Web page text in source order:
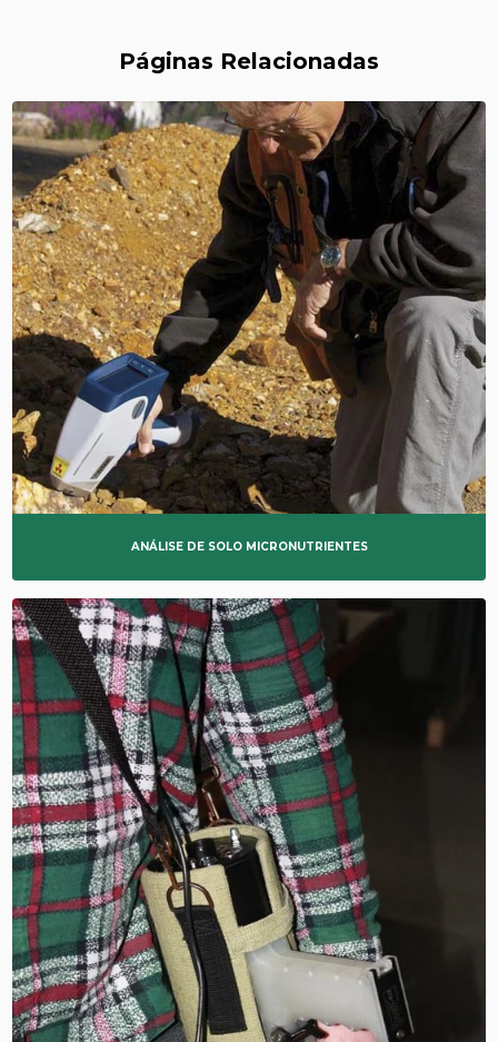
MANUTENÇÃO DE MEDIDORES DE RADIAÇÃO
MANUTENÇÃO EM ESPECTRÔMETROS
MEDIÇÃO DE FERRITA
RADIOGRAFIA INDUSTRIAL
RADIOPROTEÇÃO
RÉPLICAS METALOGRÁFICAS
TESTES NÃO DESTRUTIVOS
TRANSPORTE DE REJEITOS RADIOATIVOS
Páginas Relacionadas
ANÁLISE DE SOLO MICRONUTRIENTES